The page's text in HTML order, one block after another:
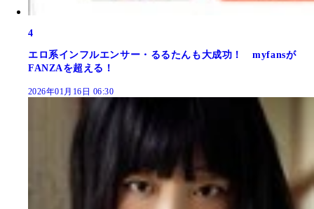
4
エロ系インフルエンサー・るるたんも大成功！ myfansが
FANZAを超える！
2026年01月16日 06:30